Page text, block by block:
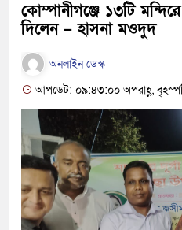
কোম্পানীগঞ্জে ১৩টি
দিলেন – হাসনা মওদুদ
অনলাইন ডেস্ক
আপডেট: ০৯:৪৩:০০ অপরাহ্ণ,